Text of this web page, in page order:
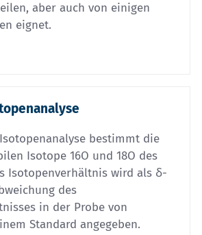
aber auch von einigen
eignet.
bestimmt die
Isotope 16O und 18O des
Isotopenverhältnis wird als δ-
des
in der Probe von
Standard angegeben.